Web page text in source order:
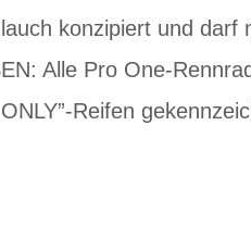
konzipiert und darf
Alle Pro One-
Reifen